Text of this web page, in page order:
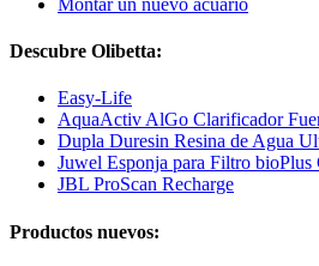
Montar un nuevo acuario
Descubre Olibetta:
Easy-Life
AquaActiv AlGo Clarificador
Dupla Duresin Resina de Agua
Juwel Esponja para Filtro bioPlus
JBL ProScan Recharge
Productos nuevos: